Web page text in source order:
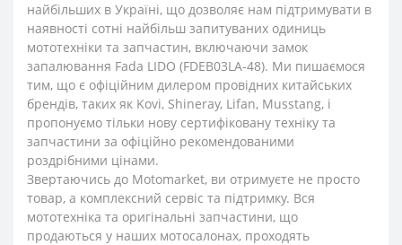
найбільших в Україні, що дозволяє нам підтримувати в
наявності сотні найбільш запитуваних одиниць
мототехніки та запчастин, включаючи замок
запалювання Fada LIDO (FDEB03LA-48). Ми пишаємося
тим, що є офіційним дилером провідних китайських
брендів, таких як Kovi, Shineray, Lifan, Musstang, і
пропонуємо тільки нову сертифіковану техніку та
запчастини за офіційно рекомендованими
роздрібними цінами.
Звертаючись до Motomarket, ви отримуєте не просто
товар, а комплексний сервіс та підтримку. Вся
мототехніка та оригінальні запчастини, що
продаються у наших мотосалонах, проходять